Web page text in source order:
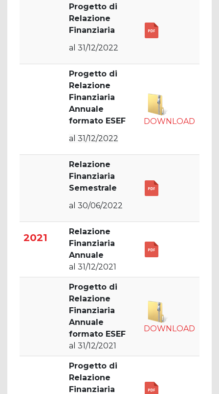
Progetto di
Relazione
Finanziaria
al 31/12/2022
Progetto di
Relazione
Finanziaria
Annuale
formato ESEF
al 31/12/2022
DOWNLOAD
Relazione
Finanziaria
Semestrale
al 30/06/2022
2021
Relazione
Finanziaria
Annuale
al 31/12/2021
Progetto di
Relazione
Finanziaria
Annuale
formato ESEF
al 31/12/2021
DOWNLOAD
Progetto di
Relazione
Finanziaria